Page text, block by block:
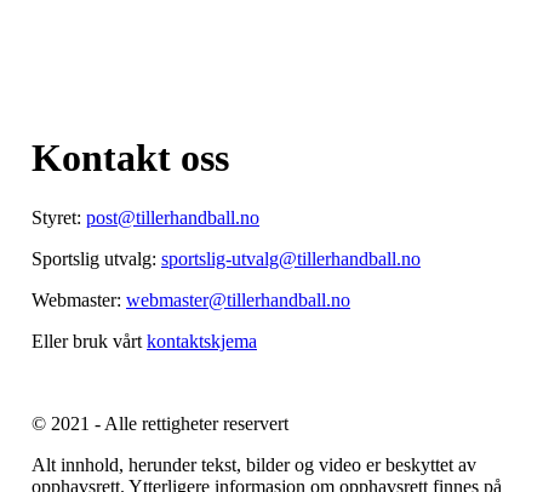
Kontakt oss
Styret: post@tillerhandball.no
Sportslig utvalg: sportslig-utvalg@tillerhandball.no
Webmaster: webmaster@tillerhandball.no
Eller bruk vårt kontaktskjema
© 2021 - Alle rettigheter reservert
Alt innhold, herunder tekst, bilder og video er beskyttet av
opphavsrett. Ytterligere informasjon om opphavsrett finnes på